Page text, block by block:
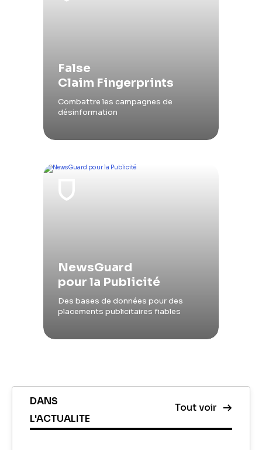
False
Claim Fingerprints
Combattre les campagnes de
désinformation
NewsGuard
pour la Publicité
Des bases de données pour des
placements publicitaires fiables
DANS
L'ACTUALITE
Tout voir